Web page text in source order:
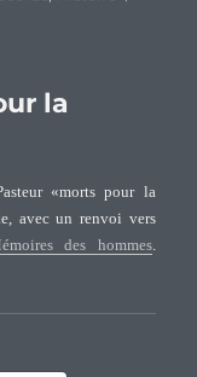
la
«morts pour la
avec un renvoi vers
des hommes.